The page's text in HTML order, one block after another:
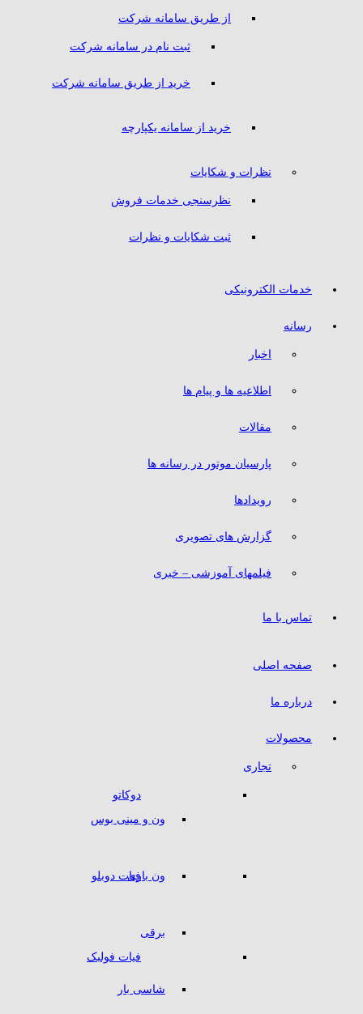
از طریق سامانه شرکت
ثبت نام در سامانه شرکت
خرید از طریق سامانه شرکت
خرید از سامانه یکپارچه
نظرات و شکایات
نظرسنجی خدمات فروش
ثبت شکایات و نظرات
خدمات الکترونیکی
رسانه
اخبار
اطلاعیه ها و پیام ها
مقالات
پارسیان موتور در رسانه ها
رویدادها
گزارش های تصویری
فیلمهای آموزشی – خبری
تماس با ما
صفحه اصلی
درباره ما
محصولات
تجاری
دوکاتو
ون و مینی بوس
ون باری
برقی
شاسی بار
فیات دوبلو
فیات فولبک